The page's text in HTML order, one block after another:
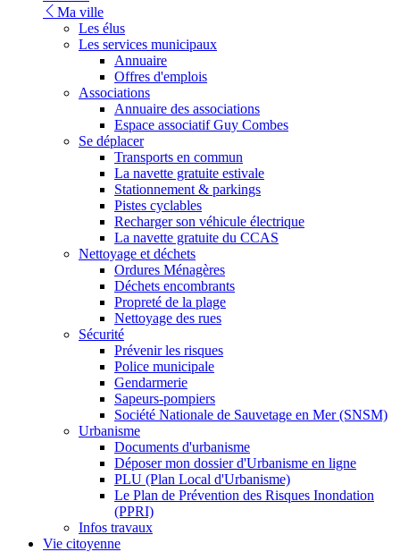
Ma ville
Les élus
Les services municipaux
Annuaire
Offres d'emplois
Associations
Annuaire des associations
Espace associatif Guy Combes
Se déplacer
Transports en commun
La navette gratuite estivale
Stationnement & parkings
Pistes cyclables
Recharger son véhicule électrique
La navette gratuite du CCAS
Nettoyage et déchets
Ordures Ménagères
Déchets encombrants
Propreté de la plage
Nettoyage des rues
Sécurité
Prévenir les risques
Police municipale
Gendarmerie
Sapeurs-pompiers
Société Nationale de Sauvetage en Mer (SNSM)
Urbanisme
Documents d'urbanisme
Déposer mon dossier d'Urbanisme en ligne
PLU (Plan Local d'Urbanisme)
Le Plan de Prévention des Risques Inondation
(PPRI)
Infos travaux
Vie citoyenne